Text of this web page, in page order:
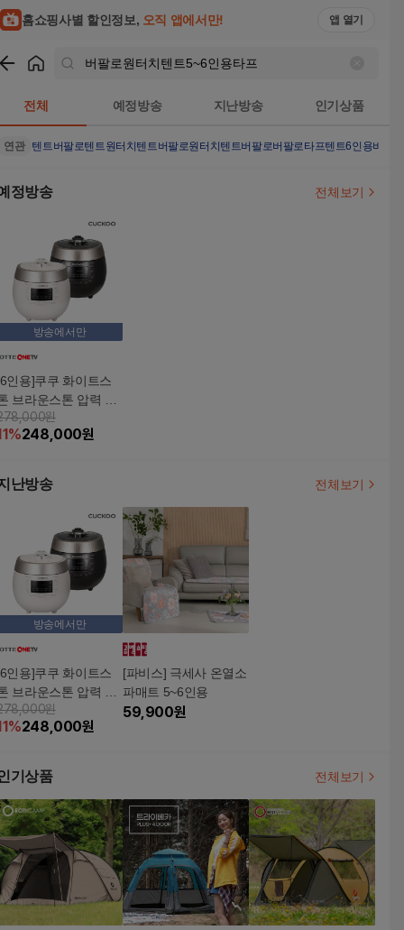
홈쇼핑사별 할인정보, 오직 앱에서만! 앱 열기
전체 예정방송 지난방송 인기상품
연관 텐트버팔로텐트원터치텐트버팔로원터치텐트버팔로버팔로타프텐트6인용버팔
정방송 전체보기
방송에서만
인용]쿠쿠 화이트스
브라운스톤 압력 밥
(CRP-R0695FGW/F
특별구성]전용 패
원
%248,000원
난방송 전체보기
방송에서만
인용]쿠쿠 화이트스
브라운스톤 압력 밥
(CRP-R0695FGW/F
특별구성]전용 패
원
%248,000원
[파비스] 극세사 온열소
파매트 5~6인용
59,900원
기상품 전체보기
버팔로원터치텐트5~6인용타프 검색결과 | 홈쇼핑모아